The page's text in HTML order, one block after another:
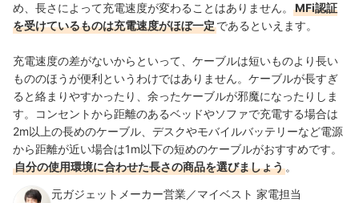
め、長さによって充電速度が変わることはありません。
MFi認証
を受けているものは充電速度がほぼ一定であるといえます。
充電速度の差がないからといって、ケーブルは短いものより長い
もののほうが便利というわけではありません。ケーブルが長すぎ
ると絡まりやすかったり、余ったケーブルが邪魔になったりしま
す。コンセントから距離のあるベッドやソファで充電する場合は
2m以上の長めのケーブル、デスクやモバイルバッテリーなど電源
から距離が近い場合は1m以下の短めのケーブルがおすすめです。
自分の使用環境に合わせた長さの商品を選びましょう 。
元ガジェットメーカー営業／マイベスト 家電担当